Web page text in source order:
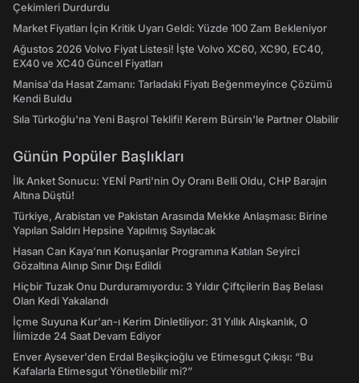
Çekimleri Durdurdu
Market Fiyatları İçin Kritik Uyarı Geldi: Yüzde 100 Zam Bekleniyor
Ağustos 2026 Volvo Fiyat Listesi! İşte Volvo XC60, XC90, EC40,
EX40 ve XC40 Güncel Fiyatları
Manisa'da Hasat Zamanı: Tarladaki Fiyatı Beğenmeyince Çözümü
Kendi Buldu
Sıla Türkoğlu'na Yeni Başrol Teklifi! Kerem Bürsin'le Partner Olabilir
Günün Popüler Başlıkları
İlk Anket Sonucu: YENİ Parti'nin Oy Oranı Belli Oldu, CHP Barajın
Altına Düştü!
Türkiye, Arabistan ve Pakistan Arasında Mekke Anlaşması: Birine
Yapılan Saldırı Hepsine Yapılmış Sayılacak
Hasan Can Kaya’nın Konuşanlar Programına Katılan Seyirci
Gözaltına Alınıp Sınır Dışı Edildi
Hiçbir Tuzak Onu Durduramıyordu: 3 Yıldır Çiftçilerin Baş Belası
Olan Kedi Yakalandı
İçme Suyuna Kur'an-ı Kerim Dinletiliyor: 31 Yıllık Alışkanlık, O
İlimizde 24 Saat Devam Ediyor
Enver Aysever'den Erdal Beşikçioğlu ve Etimesgut Çıkışı: “Bu
Kafalarla Etimesgut Yönetilebilir mi?”